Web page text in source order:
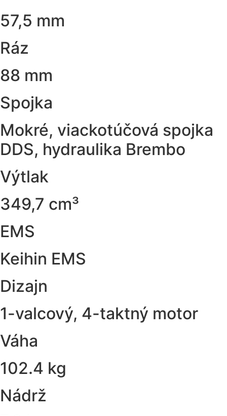
57,5 mm
Ráz
88 mm
Spojka
Mokré, viackotúčová spojka
DDS, hydraulika Brembo
Výtlak
349,7 cm³
EMS
Keihin EMS
Dizajn
1-valcový, 4-taktný motor
Váha
102.4 kg
Nádrž